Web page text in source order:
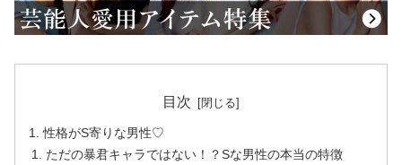
目次
性格がS寄りな男性♡
ただの暴君キャラではない！？Sな男性の本当の特徴